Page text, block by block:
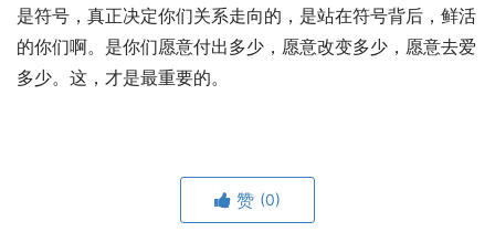
是符号，真正决定你们关系走向的，是站在符号背后，鲜活
的你们啊。是你们愿意付出多少，愿意改变多少，愿意去爱
多少。这，才是最重要的。
赞 (0)